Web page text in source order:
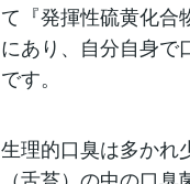
て『発揮性硫黄化合
にあり、自分自身で
です。
生理的口臭は多かれ